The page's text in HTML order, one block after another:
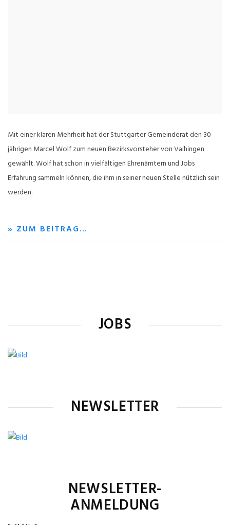
Mit einer klaren Mehrheit hat der Stuttgarter Gemeinderat den 30-
jährigen Marcel Wolf zum neuen Bezirksvorsteher von Vaihingen
gewählt. Wolf hat schon in vielfältigen Ehrenämtern und Jobs
Erfahrung sammeln können, die ihm in seiner neuen Stelle nützlich sein
werden.
» ZUM BEITRAG…
JOBS
NEWSLETTER
NEWSLETTER-
ANMELDUNG